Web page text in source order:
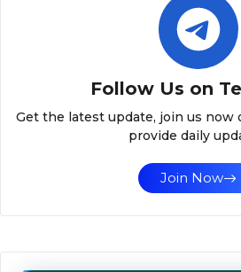
Follow Us on
Get the latest update, join us now
provide daily
Join Now